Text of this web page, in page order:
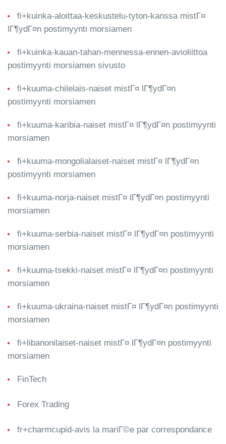
fi+kuinka-aloittaa-keskustelu-tyton-kanssa mistГ¤
lГ¶ydГ¤n postimyynti morsiamen
fi+kuinka-kauan-tahan-mennessa-ennen-avioliittoa
postimyynti morsiamen sivusto
fi+kuuma-chilelais-naiset mistГ¤ lГ¶ydГ¤n
postimyynti morsiamen
fi+kuuma-karibia-naiset mistГ¤ lГ¶ydГ¤n postimyynti
morsiamen
fi+kuuma-mongolialaiset-naiset mistГ¤ lГ¶ydГ¤n
postimyynti morsiamen
fi+kuuma-norja-naiset mistГ¤ lГ¶ydГ¤n postimyynti
morsiamen
fi+kuuma-serbia-naiset mistГ¤ lГ¶ydГ¤n postimyynti
morsiamen
fi+kuuma-tsekki-naiset mistГ¤ lГ¶ydГ¤n postimyynti
morsiamen
fi+kuuma-ukraina-naiset mistГ¤ lГ¶ydГ¤n postimyynti
morsiamen
fi+libanonilaiset-naiset mistГ¤ lГ¶ydГ¤n postimyynti
morsiamen
FinTech
Forex Trading
fr+charmcupid-avis la mariГ©e par correspondance